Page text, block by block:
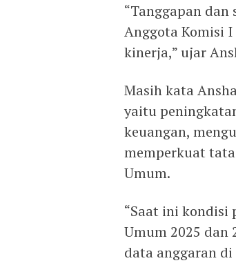
“Tanggapan
Anggota Komisi
kinerja,” ujar
Masih kata
yaitu
keuangan,
memperkuat
Umum.
“Saat ini kondisi
Umum 2025 dan
data anggaran